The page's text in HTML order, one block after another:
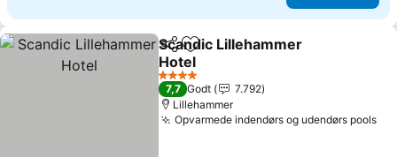
Del Føj til favoritter
Scandic Lillehammer
Hotel
4 Stjerner
7,7 Godt
7.792
Lillehammer
Opvarmede indendørs og udendørs pools